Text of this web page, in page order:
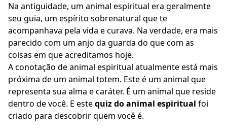
Na antiguidade, um animal espiritual era geralmente
seu guia, um espírito sobrenatural que te
acompanhava pela vida e curava. Na verdade, era mais
parecido com um anjo da guarda do que com as
coisas em que acreditamos hoje.
A conotação de animal espiritual atualmente está mais
próxima de um animal totem. Este é um animal que
representa sua alma e caráter. É um animal que reside
dentro de você. E estequiz do animal espiritual foi
criado para descobrir quem você é.